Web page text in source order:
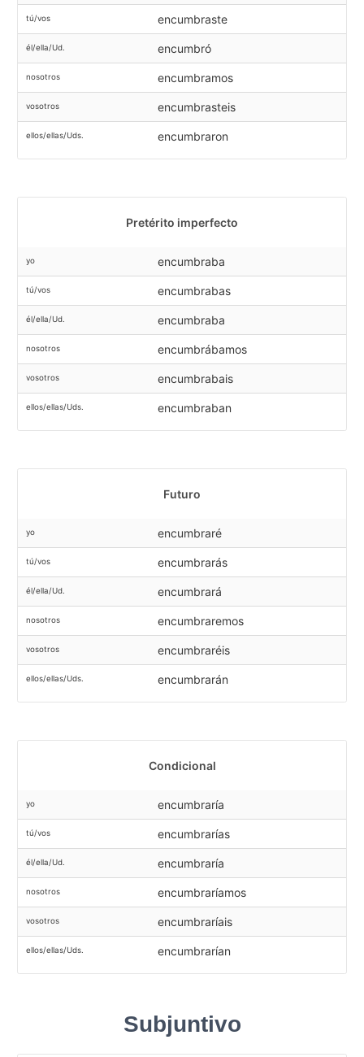
tú/vos encumbraste
él/ella/Ud. encumbró
nosotros encumbramos
vosotros encumbrasteis
ellos/ellas/Uds. encumbraron
Pretérito imperfecto
yo encumbraba
tú/vos encumbrabas
él/ella/Ud. encumbraba
nosotros encumbrábamos
vosotros encumbrabais
ellos/ellas/Uds. encumbraban
Futuro
yo encumbraré
tú/vos encumbrarás
él/ella/Ud. encumbrará
nosotros encumbraremos
vosotros encumbraréis
ellos/ellas/Uds. encumbrarán
Condicional
yo encumbraría
tú/vos encumbrarías
él/ella/Ud. encumbraría
nosotros encumbraríamos
vosotros encumbraríais
ellos/ellas/Uds. encumbrarían
Subjuntivo